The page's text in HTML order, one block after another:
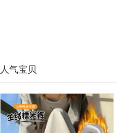
人气宝贝